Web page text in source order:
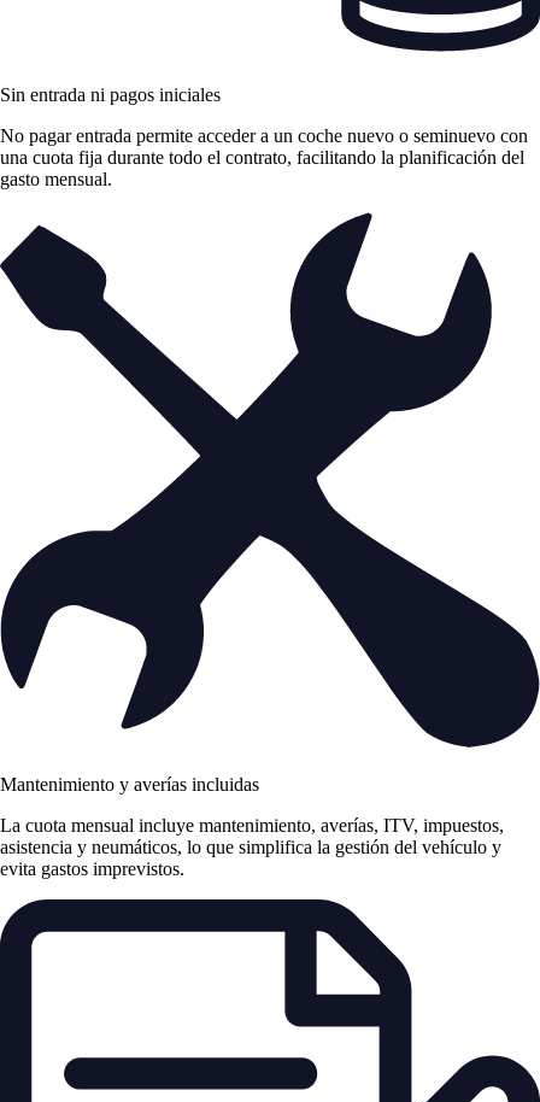
Sin entrada ni pagos iniciales
No pagar entrada permite acceder a un coche nuevo o seminuevo con
una cuota fija durante todo el contrato, facilitando la planificación del
gasto mensual.
Mantenimiento y averías incluidas
La cuota mensual incluye mantenimiento, averías, ITV, impuestos,
asistencia y neumáticos, lo que simplifica la gestión del vehículo y
evita gastos imprevistos.